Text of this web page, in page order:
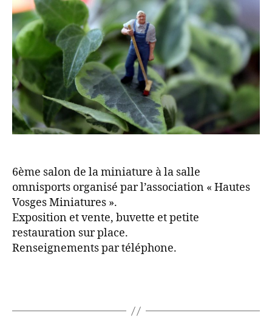
6ème salon de la miniature à la salle
omnisports organisé par l’association « Hautes
Vosges Miniatures ».
Exposition et vente, buvette et petite
restauration sur place.
Renseignements par téléphone.